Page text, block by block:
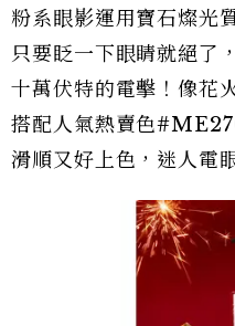
粉系眼影運用寶石燦光
只要眨一下眼睛就絕了
十萬伏特的電擊！像花
搭配人氣熱賣色
滑順又好上色，迷人電